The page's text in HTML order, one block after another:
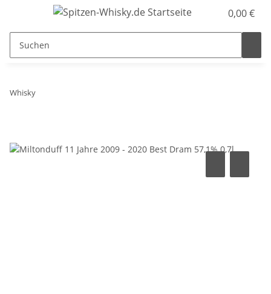
0,00 €
Whisky